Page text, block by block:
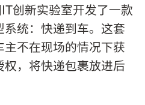
创新实验室开发了一款
统：快递到车。这套
不在现场的情况下获
，将快递包裹放进后